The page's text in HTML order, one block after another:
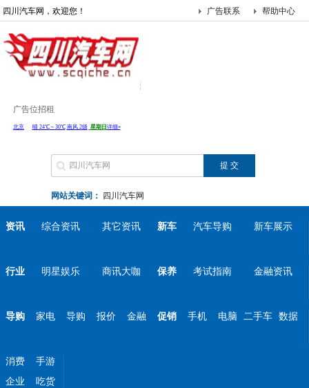
四川汽车网，欢迎您！ 帮助中心
广告联系
广告位招租
网站关键词： 四川汽车网
资讯 综合资讯 其它资讯 新车 汽车导购 新车展示
行业 明星娱乐 商讯大咖 保养 考试指南 金融资讯
导购 家电 导购 报价 金融 促销 手机 电脑 二手车 数据
消费
手游
企业
吃货